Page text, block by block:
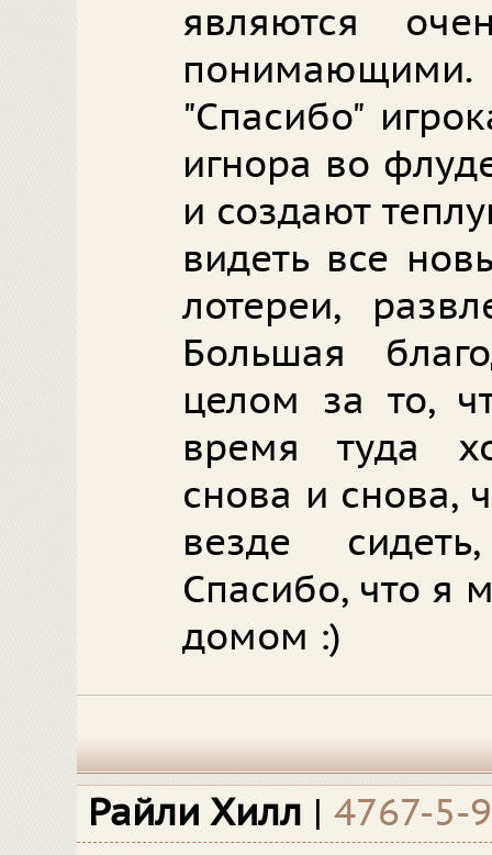
являются
"Спасибо"
игнора во
и создают
видеть все
лотереи,
Большая
целом за то,
время туда
снова и снова,
везде
Спасибо, что я
домом :)
Райли Хилл | 4767-5-